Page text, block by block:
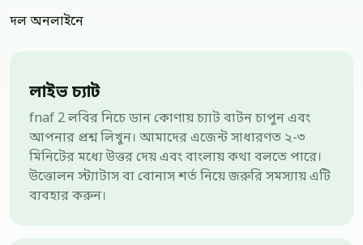
দল অনলাইনে
লাইভ চ্যাট
fnaf 2 লবির নিচে ডান কোণায় চ্যাট বাটন চাপুন এবং
আপনার প্রশ্ন লিখুন। আমাদের এজেন্ট সাধারণত ২-৩
মিনিটের মধ্যে উত্তর দেয় এবং বাংলায় কথা বলতে পারে।
উত্তোলন স্ট্যাটাস বা বোনাস শর্ত নিয়ে জরুরি সমস্যায় এটি
ব্যবহার করুন।